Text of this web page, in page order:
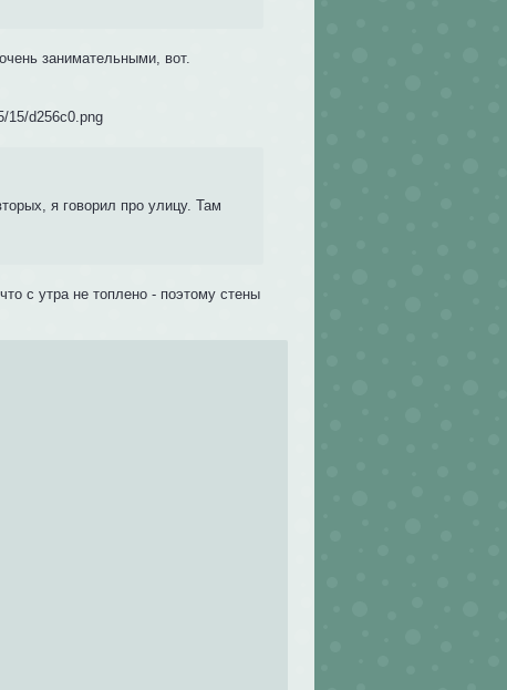
занимательными, вот.
я говорил про улицу. Там
с утра не топлено - поэтому стены